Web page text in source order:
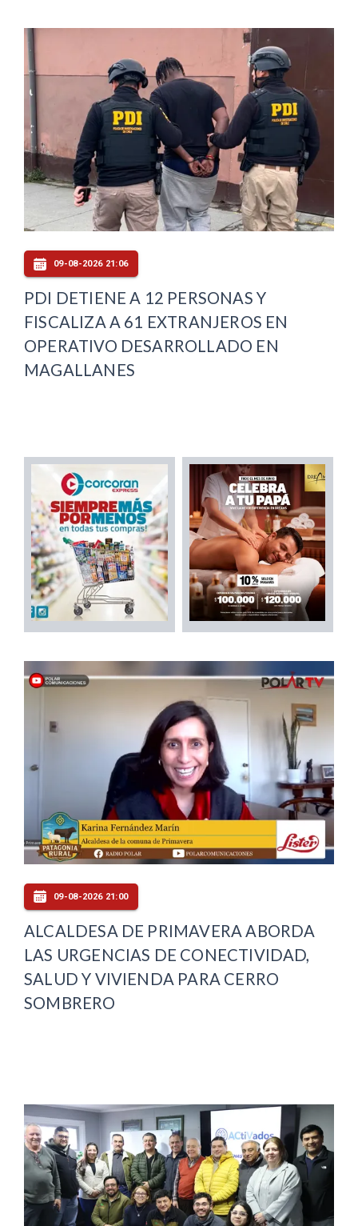
09-08-2026 21:06
PDI DETIENE A 12 PERSONAS Y
FISCALIZA A 61 EXTRANJEROS EN
OPERATIVO DESARROLLADO EN
MAGALLANES
09-08-2026 21:00
ALCALDESA DE PRIMAVERA ABORDA
LAS URGENCIAS DE CONECTIVIDAD,
SALUD Y VIVIENDA PARA CERRO
SOMBRERO